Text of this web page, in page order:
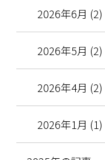
2026年6月 (2)
2026年5月 (2)
2026年4月 (2)
2026年1月 (1)